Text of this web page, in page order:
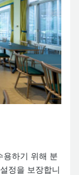
용하기 위해 분
정을 보장합니